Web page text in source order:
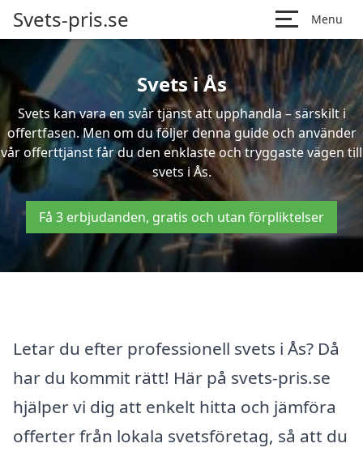
Svets-pris.se Menu
Svets i Ås
Svets kan vara en svår tjänst att upphandla – särskilt i
offertfasen. Men om du följer denna guide och använder
vår offerttjänst får du den enklaste och tryggaste vägen till
svets i Ås.
Få 3 erbjudanden, gratis och utan förpliktelser
Letar du efter professionell svets i Ås? Då
har du kommit rätt! Här på svets-pris.se
hjälper vi dig att enkelt hitta och jämföra
offerter från lokala svetsföretag, så att du